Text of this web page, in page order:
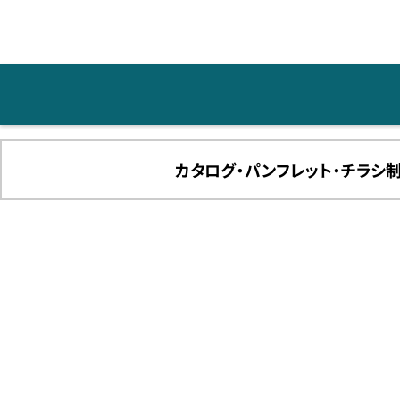
カタログ・パンフレット・チラシ